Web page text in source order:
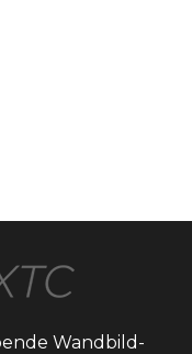
Wandbild-